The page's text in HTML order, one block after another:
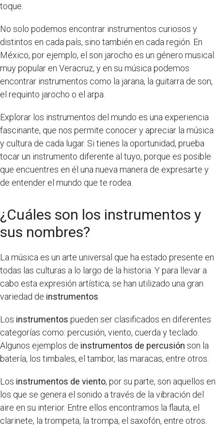
toque.
No solo podemos encontrar instrumentos curiosos y
distintos en cada país, sino también en cada región. En
México, por ejemplo, el son jarocho es un género musical
muy popular en Veracruz, y en su música podemos
encontrar instrumentos como la jarana, la guitarra de son,
el requinto jarocho o el arpa.
Explorar los instrumentos del mundo es una experiencia
fascinante, que nos permite conocer y apreciar la música
y cultura de cada lugar. Si tienes la oportunidad, prueba
tocar un instrumento diferente al tuyo, porque es posible
que encuentres en él una nueva manera de expresarte y
de entender el mundo que te rodea.
¿Cuáles son los instrumentos y
sus nombres?
La música es un arte universal que ha estado presente en
todas las culturas a lo largo de la historia. Y para llevar a
cabo esta expresión artística, se han utilizado una gran
variedad de instrumentos
Los instrumentos pueden ser clasificados en diferentes
categorías como: percusión, viento, cuerda y teclado.
Algunos ejemplos de instrumentos de percusión son la
batería, los timbales, el tambor, las maracas, entre otros.
Los instrumentos de viento, por su parte, son aquellos en
los que se genera el sonido a través de la vibración del
aire en su interior. Entre ellos encontramos la flauta, el
clarinete, la trompeta, la trompa, el saxofón, entre otros.